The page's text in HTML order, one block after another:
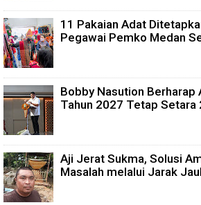
11 Pakaian Adat
Pegawai Pemko Medan
Bobby Nasution Berharap
Tahun 2027 Tetap Setara
Aji Jerat Sukma, Solusi
Masalah melalui Jarak